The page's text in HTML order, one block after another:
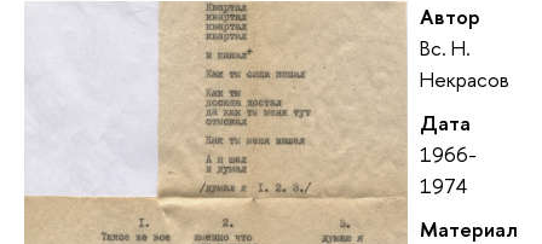
Автор
Вс. Н.
Некрасов
Дата
1966-
1974
Материал